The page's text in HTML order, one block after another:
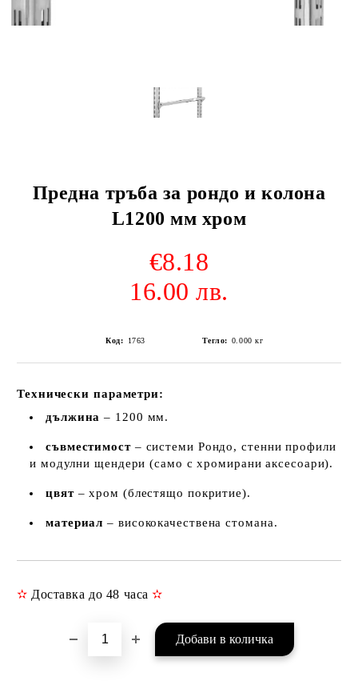
Предна тръба за рондо и колона
L1200 мм хром
€8.18
16.00 лв.
Код: 1763 Тегло: 0.000 кг
Технически параметри:
дължина – 1200 мм.
съвместимост– системи Рондо, стенни профили
и модулни щендери (само с хромирани аксесоари).
цвят– хром (блестящо покритие).
материал – висококачествена стомана.
✫ Доставка до 48 часа✫